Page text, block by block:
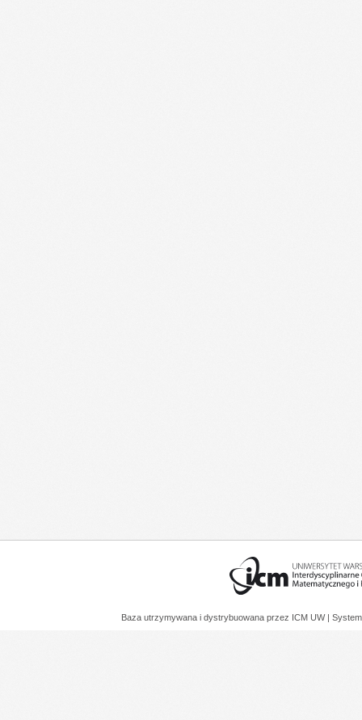
Baza utrzymywana i dystrybuowana przez ICM UW |